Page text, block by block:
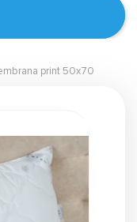
print 50х70